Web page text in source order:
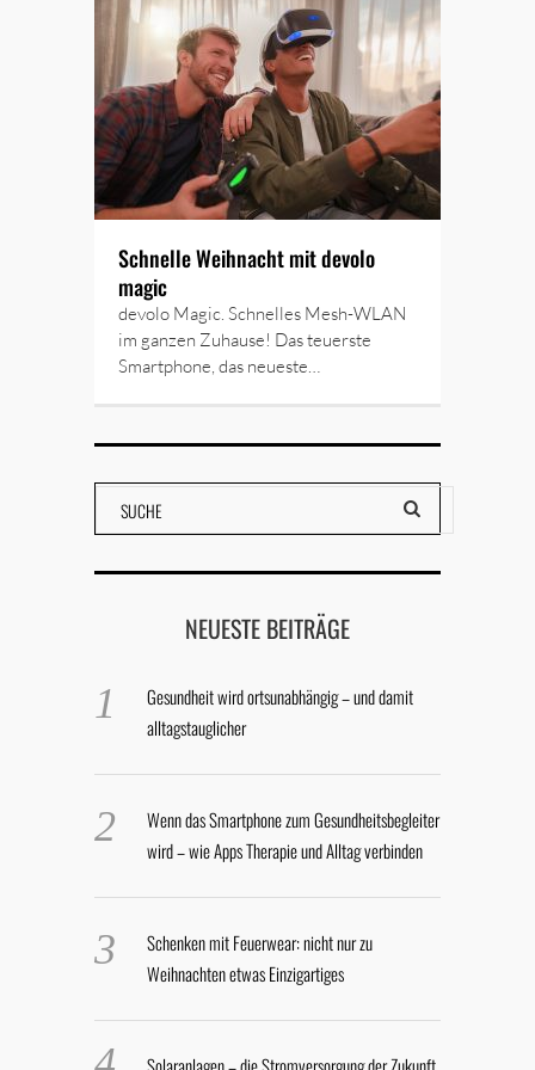
Schnelle Weihnacht mit devolo
magic
devolo Magic. Schnelles Mesh-WLAN
im ganzen Zuhause! Das teuerste
Smartphone, das neueste…
NEUESTE BEITRÄGE
Gesundheit wird ortsunabhängig – und damit
alltagstauglicher
Wenn das Smartphone zum Gesundheitsbegleiter
wird – wie Apps Therapie und Alltag verbinden
Schenken mit Feuerwear: nicht nur zu
Weihnachten etwas Einzigartiges